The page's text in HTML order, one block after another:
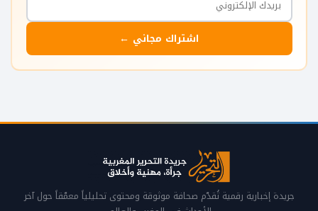
اشتراك مجاني ←
جريدة إخبارية رقمية تُقدّم صحافة موثوقة ومحتوى تحليلياً معمّقاً حول آخر